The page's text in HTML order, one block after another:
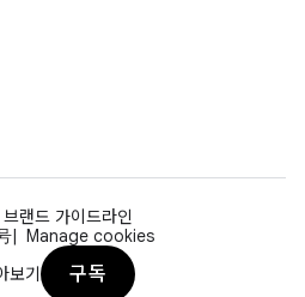
브랜드 가이드라인
Manage cookies
보기
구독